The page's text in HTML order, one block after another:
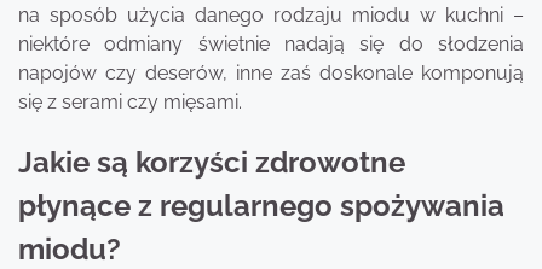
na sposób użycia danego rodzaju miodu w kuchni –
niektóre odmiany świetnie nadają się do słodzenia
napojów czy deserów, inne zaś doskonale komponują
się z serami czy mięsami.
Jakie są korzyści zdrowotne
płynące z regularnego spożywania
miodu?